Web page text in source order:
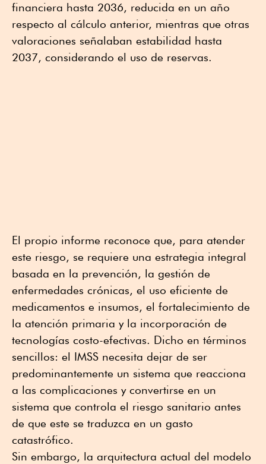
financiera hasta 2036, reducida en un año
respecto al cálculo anterior, mientras que otras
valoraciones señalaban estabilidad hasta
2037, considerando el uso de reservas.
El propio informe reconoce que, para atender
este riesgo, se requiere una estrategia integral
basada en la prevención, la gestión de
enfermedades crónicas, el uso eficiente de
medicamentos e insumos, el fortalecimiento de
la atención primaria y la incorporación de
tecnologías costo-efectivas. Dicho en términos
sencillos: el IMSS necesita dejar de ser
predominantemente un sistema que reacciona
a las complicaciones y convertirse en un
sistema que controla el riesgo sanitario antes
de que este se traduzca en un gasto
catastrófico.
Sin embargo, la arquitectura actual del modelo